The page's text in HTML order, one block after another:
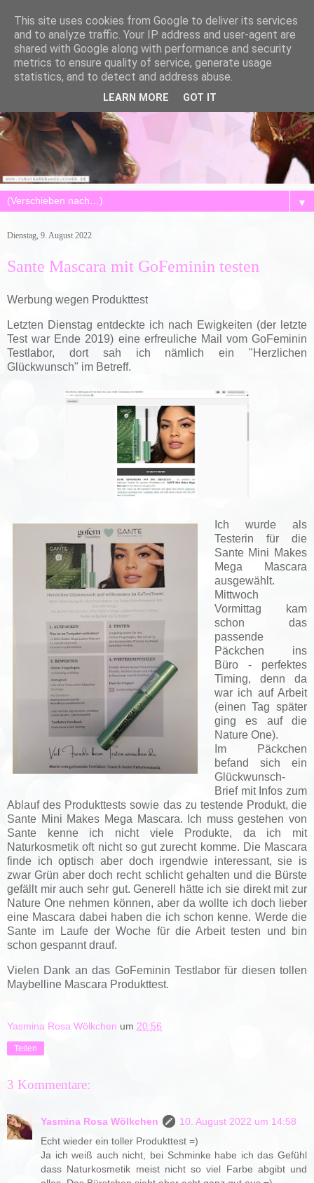
▼
Dienstag, 9. August 2022
Sante Mascara mit GoFeminin testen
Werbung wegen Produkttest
Letzten Dienstag entdeckte ich nach Ewigkeiten (der letzte
Test war Ende 2019) eine erfreuliche Mail vom GoFeminin
Testlabor, dort sah ich nämlich ein "Herzlichen
Glückwunsch" im Betreff.
Ich wurde als
Testerin für die
Sante Mini Makes
Mega Mascara
ausgewählt.
Mittwoch
Vormittag kam
schon das
passende
Päckchen ins
Büro - perfektes
Timing, denn da
war ich auf Arbeit
(einen Tag später
ging es auf die
Nature One).
Im Päckchen
befand sich ein
Glückwunsch-
Brief mit Infos zum
Ablauf des Produkttests sowie das zu testende Produkt, die
Sante Mini Makes Mega Mascara. Ich muss gestehen von
Sante kenne ich nicht viele Produkte, da ich mit
Naturkosmetik oft nicht so gut zurecht komme. Die Mascara
finde ich optisch aber doch irgendwie interessant, sie is
zwar Grün aber doch recht schlicht gehalten und die Bürste
gefällt mir auch sehr gut. Generell hätte ich sie direkt mit zur
Nature One nehmen können, aber da wollte ich doch lieber
eine Mascara dabei haben die ich schon kenne. Werde die
Sante im Laufe der Woche für die Arbeit testen und bin
schon gespannt drauf.
Vielen Dank an das GoFeminin Testlabor für diesen tollen
Maybelline Mascara Produkttest.
Yasmina Rosa Wölkchen um 20:56
Teilen
3 Kommentare:
Yasmina Rosa Wölkchen
10. August 2022 um 14:58
Echt wieder ein toller Produkttest =)
Ja ich weiß auch nicht, bei Schminke habe ich das Gefühl
dass Naturkosmetik meist nicht so viel Farbe abgibt und
This site uses cookies from Google to deliver its services
and to analyze traffic. Your IP address and user-agent are
shared with Google along with performance and security
metrics to ensure quality of service, generate usage
statistics, and to detect and address abuse.
LEARN MORE GOT IT